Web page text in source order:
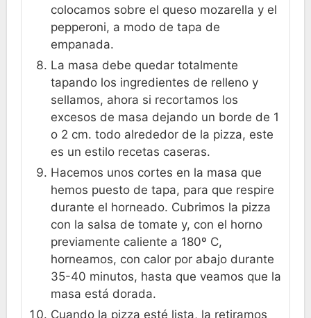
colocamos sobre el queso mozarella y el
pepperoni, a modo de tapa de
empanada.
La masa debe quedar totalmente
tapando los ingredientes de relleno y
sellamos, ahora si recortamos los
excesos de masa dejando un borde de 1
o 2 cm. todo alrededor de la pizza, este
es un estilo recetas caseras.
Hacemos unos cortes en la masa que
hemos puesto de tapa, para que respire
durante el horneado. Cubrimos la pizza
con la salsa de tomate y, con el horno
previamente caliente a 180º C,
horneamos, con calor por abajo durante
35-40 minutos, hasta que veamos que la
masa está dorada.
Cuando la pizza esté lista, la retiramos